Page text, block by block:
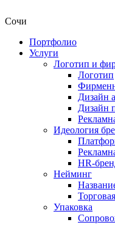
Сочи
Портфолио
Услуги
Логотип и
Логотип
Дизайн
Дизайн
Идеология
HR-
Нейминг
Упаковка